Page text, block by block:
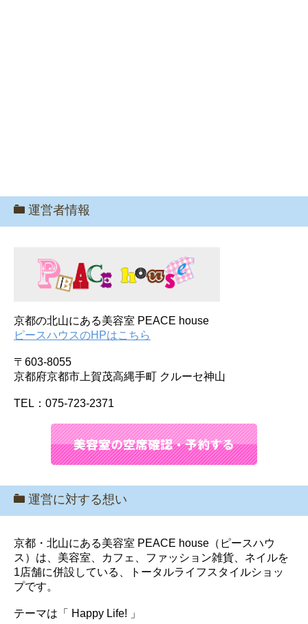
運営者情報
京都の北山にある美容室 PEACE house
ピースハウスのHPはこちら
〒603-8055
京都府京都市上賀茂高縄手町 クルーセ神山
TEL：075-723-2371
運営に対する想い
京都・北山にある美容室 PEACE house（ピースハウ
ス）は、美容室、カフェ、ファッション雑貨、ネイルを
1店舗に併設している、トータルライフスタイルショッ
プです。
テーマは「 Happy Life! 」